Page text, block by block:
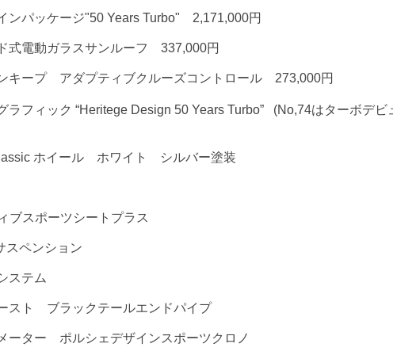
ンパッケージ"50 Years Turbo" 2,171,000円
式電動ガラスサンルーフ 337,000円
キープ アダプティブクルーズコントロール 273,000円
ラフィック “Heritege Design 50 Years Turbo” (No,74はターボデ
ホイール ホワイト シルバー塗装
ブスポーツシートプラス
スペンション
ステム
スト ブラックテールエンドパイプ
ーター ポルシェデザインスポーツクロノ